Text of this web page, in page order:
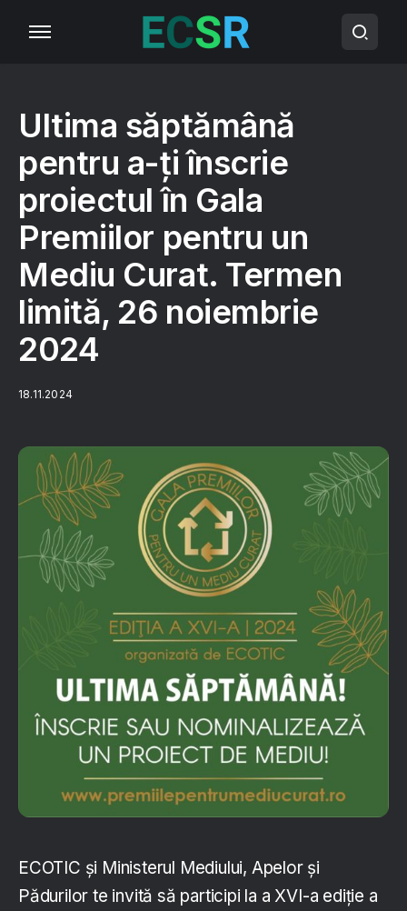
Ultima săptămână
pentru a-ți înscrie
proiectul în Gala
Premiilor pentru un
Mediu Curat. Termen
limită, 26 noiembrie
2024
18.11.2024
ECOTIC și Ministerul Mediului, Apelor și
Pădurilor te invită să participi la a XVI-a ediție a